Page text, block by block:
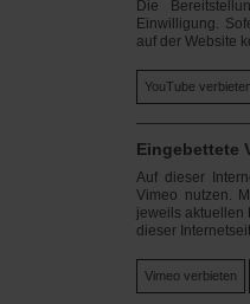
Die
Einwilligung.
auf der Website
YouTube
Eingebettete
Auf dieser
Vimeo nutzen.
jeweils aktuellen
dieser
Vimeo verbieten